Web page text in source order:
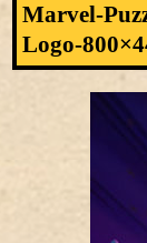
Marvel-
Logo-